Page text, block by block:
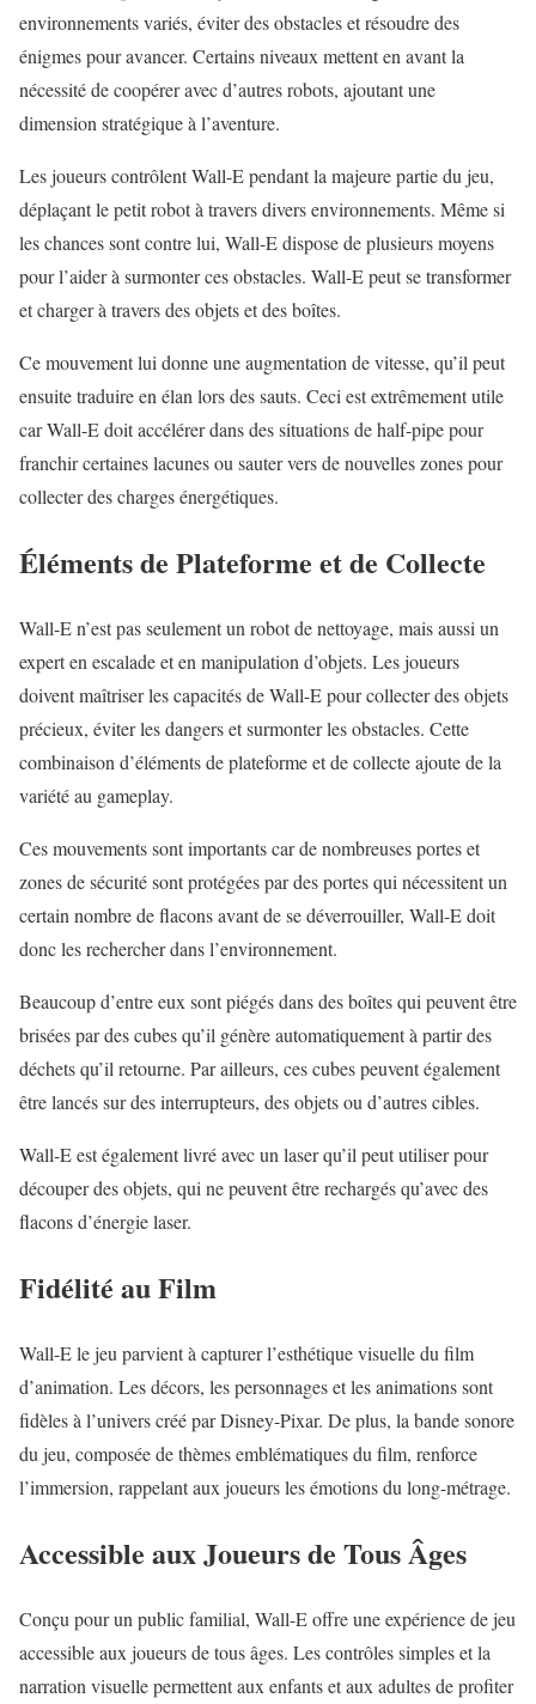
environnements variés, éviter des obstacles et résoudre des
énigmes pour avancer. Certains niveaux mettent en avant la
nécessité de coopérer avec d’autres robots, ajoutant une
dimension stratégique à l’aventure.
Les joueurs contrôlent Wall-E pendant la majeure partie du jeu,
déplaçant le petit robot à travers divers environnements. Même si
les chances sont contre lui, Wall-E dispose de plusieurs moyens
pour l’aider à surmonter ces obstacles. Wall-E peut se transformer
et charger à travers des objets et des boîtes.
Ce mouvement lui donne une augmentation de vitesse, qu’il peut
ensuite traduire en élan lors des sauts. Ceci est extrêmement utile
car Wall-E doit accélérer dans des situations de half-pipe pour
franchir certaines lacunes ou sauter vers de nouvelles zones pour
collecter des charges énergétiques.
Éléments de Plateforme et de Collecte
Wall-E n’est pas seulement un robot de nettoyage, mais aussi un
expert en escalade et en manipulation d’objets. Les joueurs
doivent maîtriser les capacités de Wall-E pour collecter des objets
précieux, éviter les dangers et surmonter les obstacles. Cette
combinaison d’éléments de plateforme et de collecte ajoute de la
variété au gameplay.
Ces mouvements sont importants car de nombreuses portes et
zones de sécurité sont protégées par des portes qui nécessitent un
certain nombre de flacons avant de se déverrouiller, Wall-E doit
donc les rechercher dans l’environnement.
Beaucoup d’entre eux sont piégés dans des boîtes qui peuvent être
brisées par des cubes qu’il génère automatiquement à partir des
déchets qu’il retourne. Par ailleurs, ces cubes peuvent également
être lancés sur des interrupteurs, des objets ou d’autres cibles.
Wall-E est également livré avec un laser qu’il peut utiliser pour
découper des objets, qui ne peuvent être rechargés qu’avec des
flacons d’énergie laser.
Fidélité au Film
Wall-E le jeu parvient à capturer l’esthétique visuelle du film
d’animation. Les décors, les personnages et les animations sont
fidèles à l’univers créé par Disney-Pixar. De plus, la bande sonore
du jeu, composée de thèmes emblématiques du film, renforce
l’immersion, rappelant aux joueurs les émotions du long-métrage.
Accessible aux Joueurs de Tous Âges
Conçu pour un public familial, Wall-E offre une expérience de jeu
accessible aux joueurs de tous âges. Les contrôles simples et la
narration visuelle permettent aux enfants et aux adultes de profiter